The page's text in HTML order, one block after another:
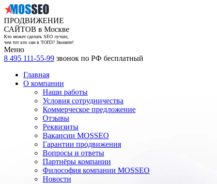
ПРОДВИЖЕНИЕ
САЙТОВ в Москве
Кто может сделать SEO лучше,
чем тот кто сам в ТОП3? Звоните!
Меню
8 495 111-55-99 звонок по РФ бесплатный
Главная
О компании
Наши работы
Условия сотрудничества
Коммерческое предложение
Отзывы
Реквизиты
Вакансии MOSSEO
Гарантии продвижения
Вопросы и ответы
Партнёры компании
Философия компании MOSSEO
Новости